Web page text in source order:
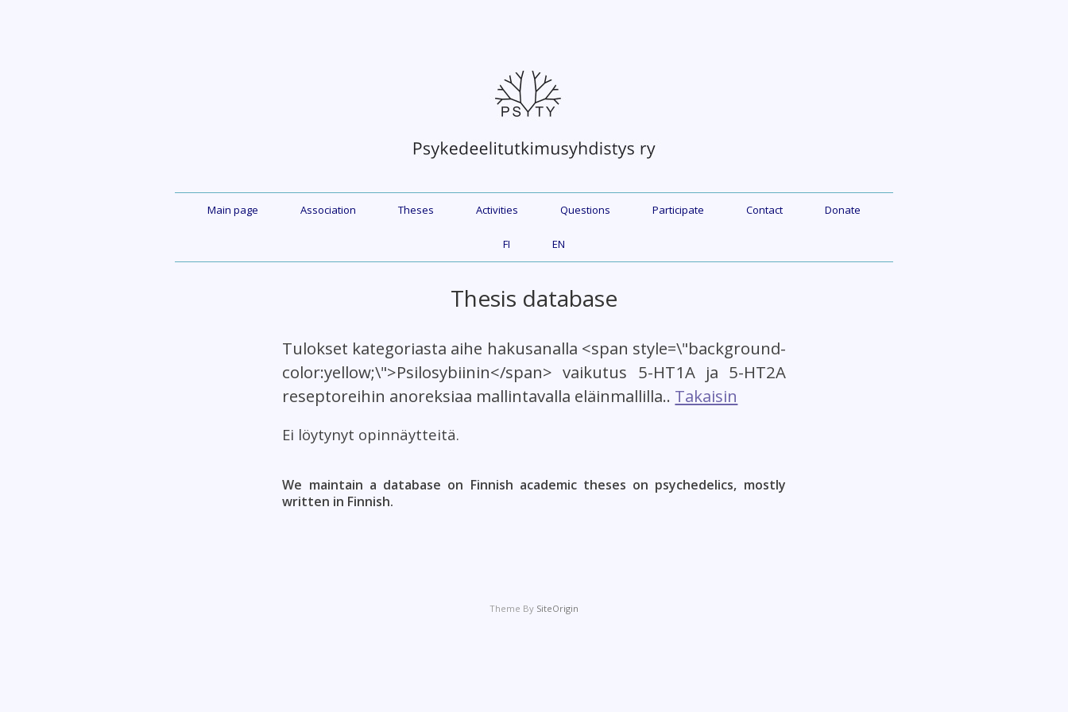
Main page Association Theses Activities Questions Participate Contact Donate
FI EN
Thesis database
Tulokset kategoriasta aihe hakusanalla <span style=\"background-
color:yellow;\">Psilosybiinin</span> vaikutus 5-HT1A ja 5-HT2A
reseptoreihin anoreksiaa mallintavalla eläinmallilla.. Takaisin
Ei löytynyt opinnäytteitä.
We maintain a database on Finnish academic theses on psychedelics, mostly
written in Finnish.
Theme By SiteOrigin